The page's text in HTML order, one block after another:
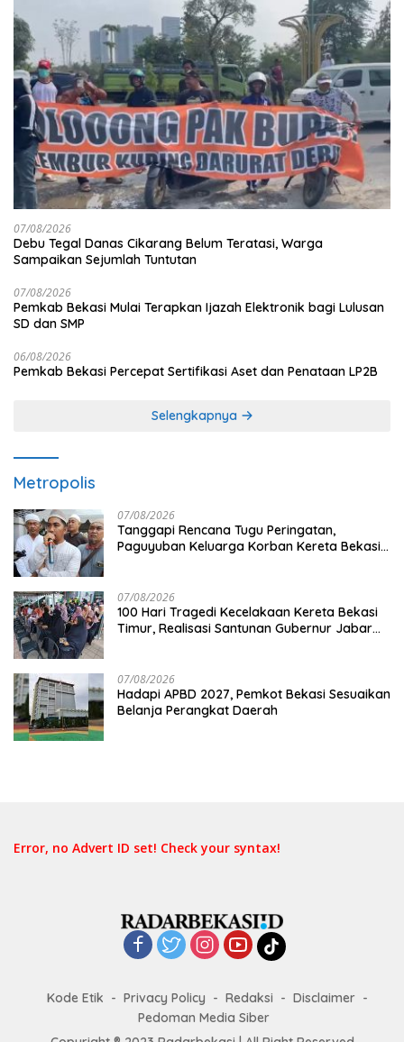
07/08/2026
Debu Tegal Danas Cikarang Belum Teratasi, Warga
Sampaikan Sejumlah Tuntutan
07/08/2026
Pemkab Bekasi Mulai Terapkan Ijazah Elektronik bagi Lulusan
SD dan SMP
06/08/2026
Pemkab Bekasi Percepat Sertifikasi Aset dan Penataan LP2B
Selengkapnya
Metropolis
07/08/2026
Tanggapi Rencana Tugu Peringatan,
Paguyuban Keluarga Korban Kereta Bekasi
07/08/2026
100 Hari Tragedi Kecelakaan Kereta Bekasi
Timur, Realisasi Santunan Gubernur Jabar
07/08/2026
Hadapi APBD 2027, Pemkot Bekasi Sesuaikan
Belanja Perangkat Daerah
Error, no Advert ID set! Check your syntax!
Kode Etik Privacy Policy Redaksi
Disclaimer
Pedoman Media Siber